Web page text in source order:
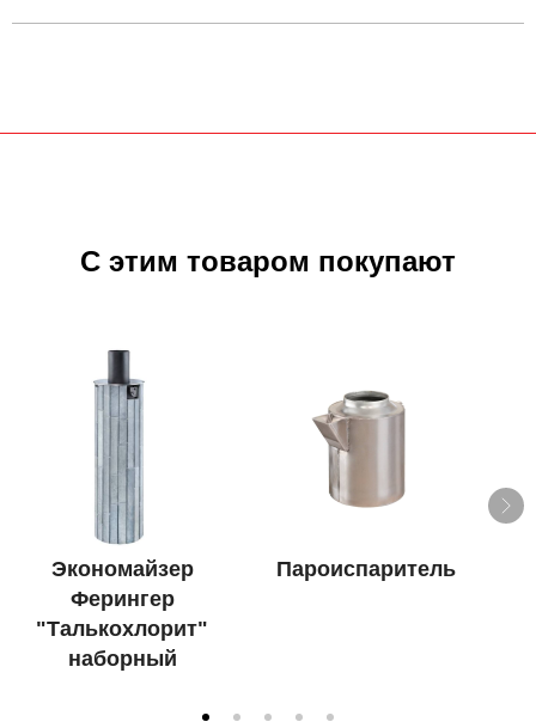
С этим товаром покупают
Экономайзер
Ферингер
"Талькохлорит"
наборный
Пароиспаритель